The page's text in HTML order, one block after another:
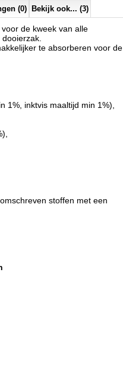
poeder met wat
aquarium bassin.
(0) Bekijk ook... (3)
de kweek van alle
te absorberen voor de
1%, inktvis maaltijd min 1%),
stoffen met een